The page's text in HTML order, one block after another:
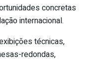
concretas
internacional.
técnicas,
redondas,